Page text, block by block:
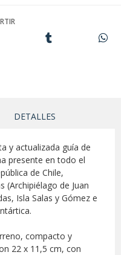
DETALLES
y actualizada guía de
presente en todo el
de Chile,
(Archipiélago de Juan
Isla Salas y Gómez e
compacto y
22 x 11,5 cm, con